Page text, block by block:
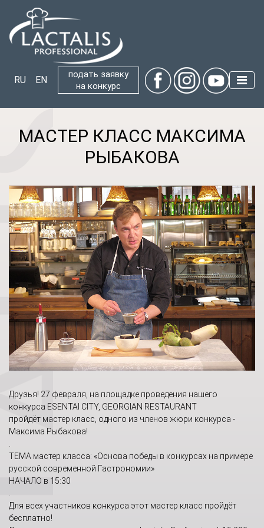
RU EN
подать заявку
на конкурс
МАСТЕР КЛАСС МАКСИМА
РЫБАКОВА
Друзья! 27 февраля, на площадке проведения нашего
конкурса ESENTAI CITY, GEORGIAN RESTAURANT
пройдёт мастер класс, одного из членов жюри конкурса -
Максима Рыбакова!
ТЕМА мастер класса: «Основа победы в конкурсах на примере
русской современной Гастрономии»
НАЧАЛО в 15:30
Для всех участников конкурса этот мастер класс пройдёт
бесплатно!